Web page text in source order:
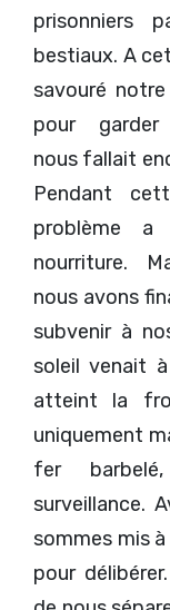
prisonniers
bestiaux. A
savouré
pour
nous fallait
Pendant
problème
nourriture.
nous avons
subvenir à
soleil venait
atteint la
uniquement
fer
surveillance.
sommes mis
pour